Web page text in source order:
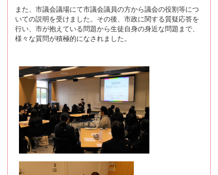
また、市議会議場にて市議会議員の方から議会の役割等につ
いての説明を受けました。その後、市政に関する質疑応答を
行い、市が抱えている問題から生徒自身の身近な問題まで、
様々な質問が積極的になされました。